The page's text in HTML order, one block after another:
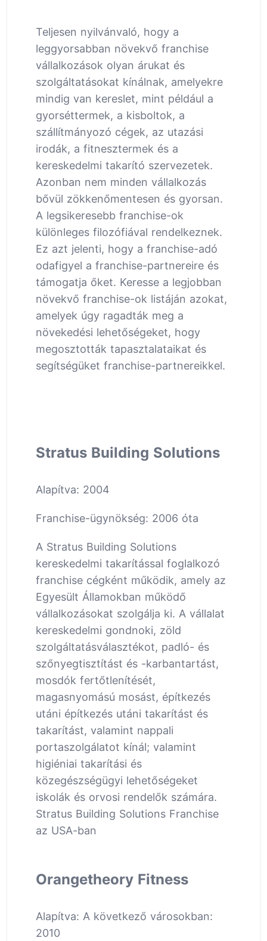
Teljesen nyilvánvaló, hogy a
leggyorsabban növekvő franchise
vállalkozások olyan árukat és
szolgáltatásokat kínálnak, amelyekre
mindig van kereslet, mint például a
gyorséttermek, a kisboltok, a
szállítmányozó cégek, az utazási
irodák, a fitnesztermek és a
kereskedelmi takarító szervezetek.
Azonban nem minden vállalkozás
bővül zökkenőmentesen és gyorsan.
A legsikeresebb franchise-ok
különleges filozófiával rendelkeznek.
Ez azt jelenti, hogy a franchise-adó
odafigyel a franchise-partnereire és
támogatja őket. Keresse a legjobban
növekvő franchise-ok listáján azokat,
amelyek úgy ragadták meg a
növekedési lehetőségeket, hogy
megosztották tapasztalataikat és
segítségüket franchise-partnereikkel.
Stratus Building Solutions
Alapítva: 2004
Franchise-ügynökség: 2006 óta
A Stratus Building Solutions
kereskedelmi takarítással foglalkozó
franchise cégként működik, amely az
Egyesült Államokban működő
vállalkozásokat szolgálja ki. A vállalat
kereskedelmi gondnoki, zöld
szolgáltatásválasztékot, padló- és
szőnyegtisztítást és -karbantartást,
mosdók fertőtlenítését,
magasnyomású mosást, építkezés
utáni építkezés utáni takarítást és
takarítást, valamint nappali
portaszolgálatot kínál; valamint
higiéniai takarítási és
közegészségügyi lehetőségeket
iskolák és orvosi rendelők számára.
Stratus Building Solutions Franchise
az USA-ban
Orangetheory Fitness
Alapítva: A következő városokban:
2010